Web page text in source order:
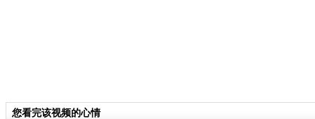
您看完该视频的心情